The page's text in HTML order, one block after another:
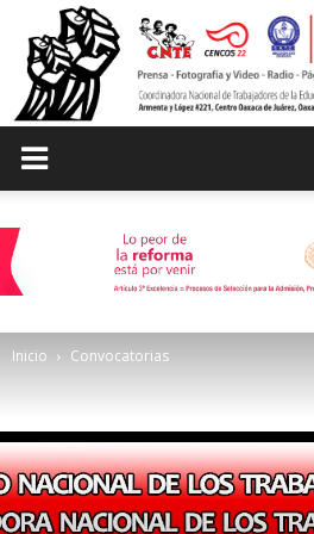
de
Social
Inicio Convocatorias